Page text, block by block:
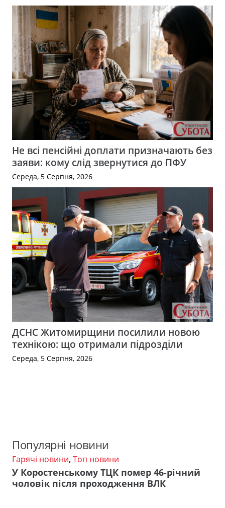
Не всі пенсійні доплати призначають без
заяви: кому слід звернутися до ПФУ
Середа, 5 Серпня, 2026
ДСНС Житомирщини посилили новою
технікою: що отримали підрозділи
Середа, 5 Серпня, 2026
Популярні новини
Гарячі новини, Топ новини
У Коростенському ТЦК помер 46-річний
чоловік після проходження ВЛК